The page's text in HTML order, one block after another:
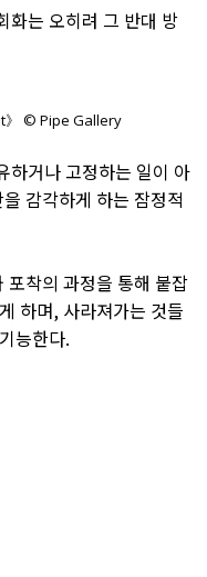
화는 오히려 그 반대 방
© Pipe Gallery
하거나 고정하는 일이 아
감각하게 하는 잠정적
포착의 과정을 통해 붙잡
하며, 사라져가는 것들
능한다.